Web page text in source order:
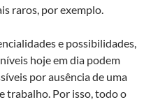
raros, por exemplo.
e possibilidades,
hoje em dia podem
por ausência de uma
trabalho. Por isso, todo o